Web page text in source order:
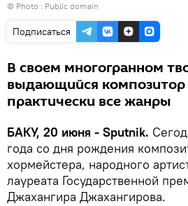
© Photo : Public domain
Подписаться
В своем многогранном
выдающийся композитор
практически все жанры
БАКУ, 20 июня - Sputnik.
года со дня рождения
хормейстера, народного
лауреата Государственной
Джахангира Джахангирова.